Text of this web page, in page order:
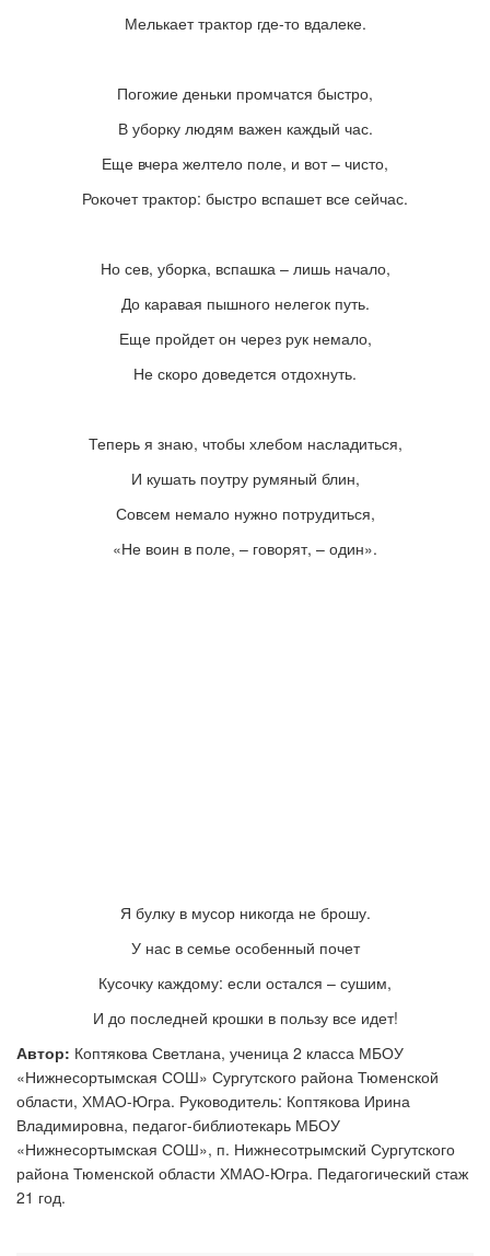
Мелькает трактор где-то вдалеке.
Погожие деньки промчатся быстро,
В уборку людям важен каждый час.
Еще вчера желтело поле, и вот – чисто,
Рокочет трактор: быстро вспашет все сейчас.
Но сев, уборка, вспашка – лишь начало,
До каравая пышного нелегок путь.
Еще пройдет он через рук немало,
Не скоро доведется отдохнуть.
Теперь я знаю, чтобы хлебом насладиться,
И кушать поутру румяный блин,
Совсем немало нужно потрудиться,
«Не воин в поле, – говорят, – один».
Я булку в мусор никогда не брошу.
У нас в семье особенный почет
Кусочку каждому: если остался – сушим,
И до последней крошки в пользу все идет!
Автор: Коптякова Светлана, ученица 2 класса МБОУ
«Нижнесортымская СОШ» Сургутского района Тюменской
области, ХМАО-Югра. Руководитель: Коптякова Ирина
Владимировна, педагог-библиотекарь МБОУ
«Нижнесортымская СОШ», п. Нижнесотрымский Сургутского
района Тюменской области ХМАО-Югра. Педагогический стаж
21 год.